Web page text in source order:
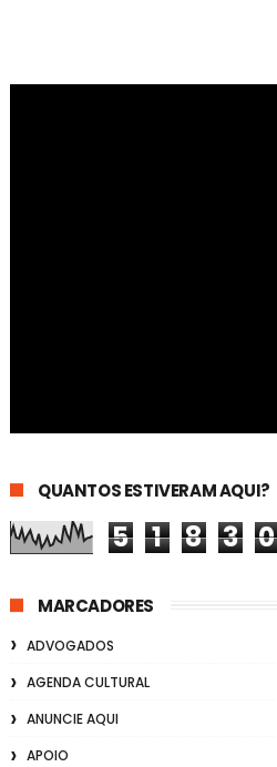
QUANTOS ESTIVERAM AQUI?
5 1 8 3 0
MARCADORES
ADVOGADOS
AGENDA CULTURAL
ANUNCIE AQUI
APOIO